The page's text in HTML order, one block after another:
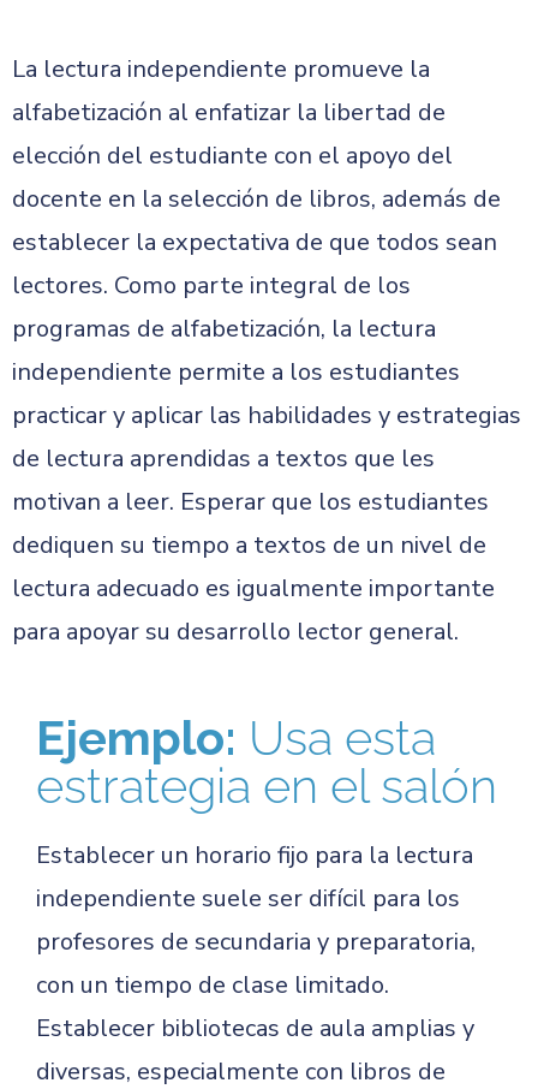
La lectura independiente promueve la
alfabetización al enfatizar la libertad de
elección del estudiante con el apoyo del
docente en la selección de libros, además de
establecer la expectativa de que todos sean
lectores. Como parte integral de los
programas de alfabetización, la lectura
independiente permite a los estudiantes
practicar y aplicar las habilidades y estrategias
de lectura aprendidas a textos que les
motivan a leer. Esperar que los estudiantes
dediquen su tiempo a textos de un nivel de
lectura adecuado es igualmente importante
para apoyar su desarrollo lector general.
Ejemplo: Usa esta
estrategia en el salón
Establecer un horario fijo para la lectura
independiente suele ser difícil para los
profesores de secundaria y preparatoria,
con un tiempo de clase limitado.
Establecer bibliotecas de aula amplias y
diversas, especialmente con libros de